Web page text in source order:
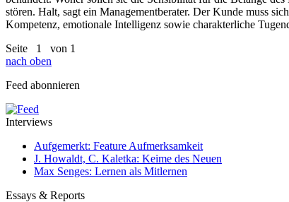
stören. Halt, sagt ein Managementberater. Der Kunde muss
Kompetenz, emotionale Intelligenz sowie charakterliche
Seite 1
von 1
nach oben
Feed abonnieren
Interviews
Aufgemerkt: Feature Aufmerksamkeit
J. Howaldt, C. Kaletka: Keime des Neuen
Max Senges: Lernen als Mitlernen
Essays & Reports